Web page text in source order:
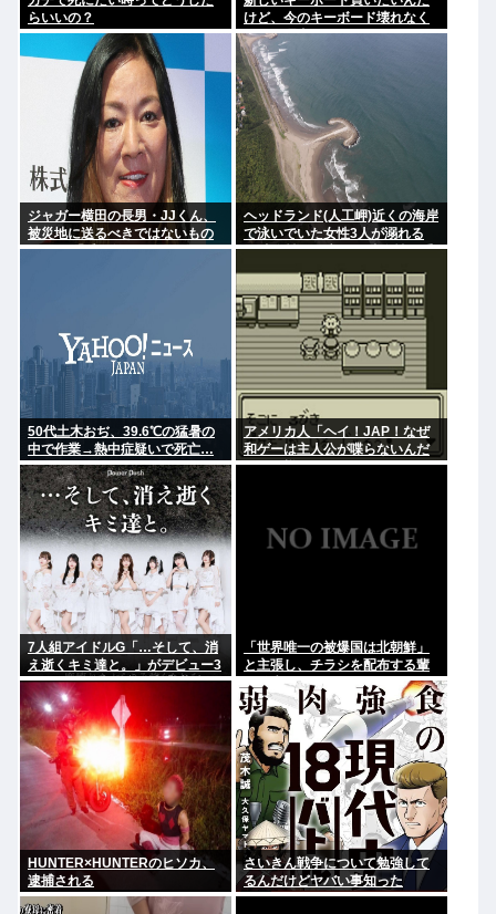
らいいの？
けど、今のキーボード壊れなく
て買う理由が見つからない
ジャガー横田の長男・JJくん、
被災地に送るべきではないもの
とは？ 「千羽鶴… めちゃくちゃ
ヘッドランド(人工岬)近くの海岸
で泳いでいた女性3人が溺れる
23歳女性が死亡、24歳女性が重
体
50代土木おぢ、39.6℃の猛暑の
中で作業→熱中症疑いで死亡…
アメリカ人「ヘイ！JAP！なぜ
和ゲーは主人公が喋らないんだ
い？異様だよ？」
7人組アイドルG「…そして、消
え逝くキミ達と。」がデビュー3
か月で解散 事務所が事業継続困
難なため
「世界唯一の被爆国は北朝鮮」
と主張し、チラシを配布する輩
が発生
HUNTER×HUNTERのヒソカ、
逮捕される
さいきん戦争について勉強して
るんだけどヤバい事知った